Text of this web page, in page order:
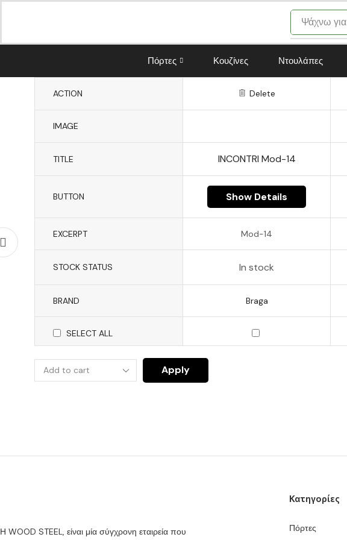
Ψάχνω για
Πόρτες Κουζίνες Ντουλάπες
ACTION Delete
IMAGE
TITLE INCONTRI Mod-14
BUTTON Show Details
EXCERPT Mod-14
STOCK STATUS In stock
BRAND Braga
SELECT ALL
Apply
Η WOOD STEEL, είναι μία σύγχρονη εταιρεία που
Κατηγορίες
Πόρτες